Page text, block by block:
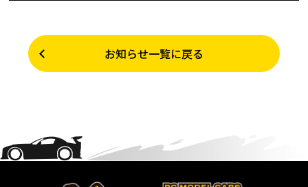
お知らせ一覧に戻る